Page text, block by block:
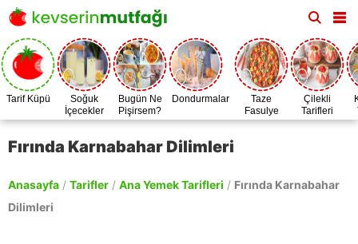
Tarif Küpü
Soğuk
İçecekler
Bugün Ne
Pişirsem?
Dondurmalar
Taze
Fasulye
Zamanı
Çilekli
Tarifleri
Fırında Karnabahar Dilimleri
Anasayfa / Tarifler / Ana Yemek Tarifleri / Fırında Karnabahar
Dilimleri